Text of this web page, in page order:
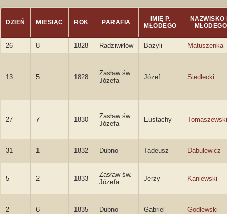
DZIEŃ MIESIĄC ROK PARAFIA
IMIĘ P.
MŁODEGO
NAZWISKO
MŁODEGO
26 8 1828 Radziwiłłów Bazyli Matuszenka
13 5 1828
Zasław św.
Józefa
Józef Siedlecki
27 7 1830
Zasław św.
Józefa
Eustachy Tomaszewski
31 1 1832 Dubno Tadeusz Dabulewicz
5 2 1833
Zasław św.
Józefa
Jerzy Kaniewski
2 6 1835 Dubno Gabriel Godlewski